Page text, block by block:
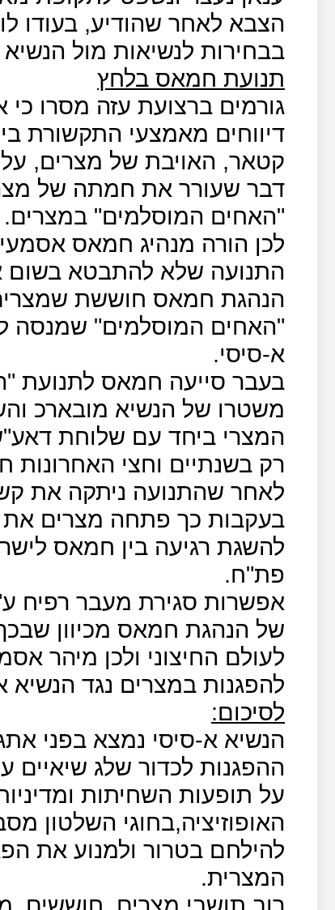
הצבא לאחר שהודיע, בעודו
בבחירות לנשיאות מול
תנועת חמאס בלחץ
גורמים ברצועת עזה מסרו
דיווחים מאמצעי התקשורת
קטאר, האויבת של מצרים, על
דבר שעורר את חמתה של
"האחים המוסלמים" במצרים.
התנועה שלא להתבטא בשום
הנהגת חמאס חוששת
"האחים המוסלמים" שמנסה
א-סיסי.
בעבר סייעה חמאס לתנועת
משטרו של הנשיא מובארכ
המצרי ביחד עם שלוחת
רק בשנתיים וחצי
לאחר שהתנועה ניתקה את
בעקבות כך פתחה מצרים את
להשגת רגיעה בין חמאס
פת"ח.
אפשרות סגירת מעבר רפיח
של הנהגת חמאס מכיוון
לעולם החיצוני ולכן מיהר
להפגנות במצרים נגד הנשיא
לסיכום:
הנשיא א-סיסי נמצא בפני
ההפגנות לכדור שלג שיאיים
על תופעות השחיתות
האופוזיציה,בחוגי השלטון
להילחם בטרור ולמנוע את
המצרית.
רוב תושבי מצרים
חוששים